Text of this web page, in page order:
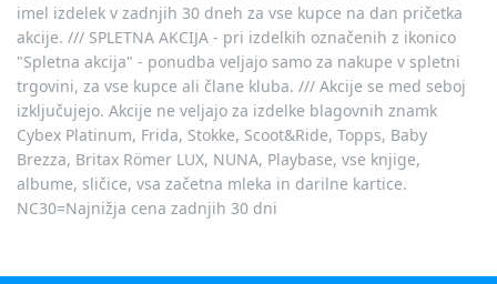
imel izdelek v zadnjih 30 dneh za vse kupce na dan pričetka
akcije. /// SPLETNA AKCIJA - pri izdelkih označenih z ikonico
"Spletna akcija" - ponudba veljajo samo za nakupe v spletni
trgovini, za vse kupce ali člane kluba. /// Akcije se med seboj
izključujejo. Akcije ne veljajo za izdelke blagovnih znamk
Cybex Platinum, Frida, Stokke, Scoot&Ride, Topps, Baby
Brezza, Britax Römer LUX, NUNA, Playbase, vse knjige,
albume, sličice, vsa začetna mleka in darilne kartice.
NC30=Najnižja cena zadnjih 30 dni